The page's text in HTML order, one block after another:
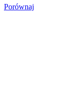
Porównaj